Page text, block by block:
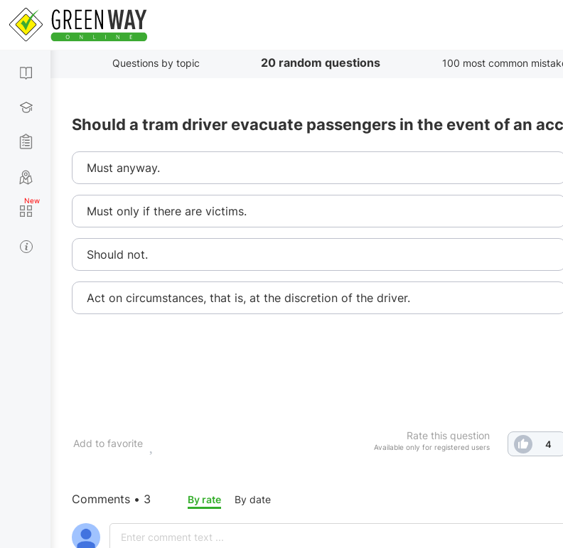
Questions by topic 20 random questions 100 most common
Should a tram driver evacuate passengers in the event of an
Must anyway.
Must only if there are victims.
Should not.
Act on circumstances, that is, at the discretion of the driver.
Rate this question
Available only for registered users 4
Add to favorite
Comments • 3 By rate By date